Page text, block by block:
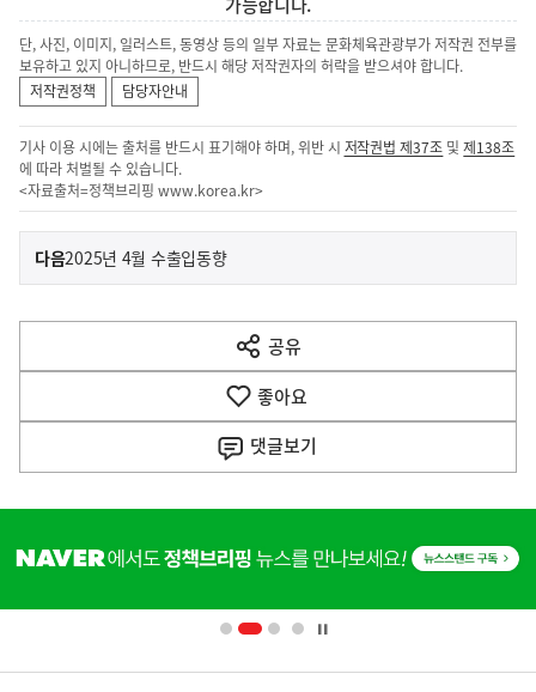
단, 사진, 이미지, 일러스트, 동영상 등의 일부 자료는 문화체육관광부가 저작권 전부를
보유하고 있지 아니하므로, 반드시 해당 저작권자의 허락을 받으셔야 합니다.
저작권정책
담당자안내
기사 이용 시에는 출처를 반드시 표기해야 하며, 위반 시 저작권법 제37조 및제138조
에 따라 처벌될 수 있습니다.
<자료출처=정책브리핑 www.korea.kr>
이
전
다
음
다음기
2025년 4월 수출입동향
공유
열
기
좋아요
댓글보기
단
영